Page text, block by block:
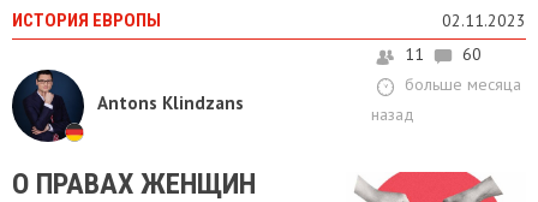
ИСТОРИЯ ЕВРОПЫ 02.11.2023
Antons Klindzans
11
60
больше месяца
назад
О ПРАВАХ ЖЕНЩИН